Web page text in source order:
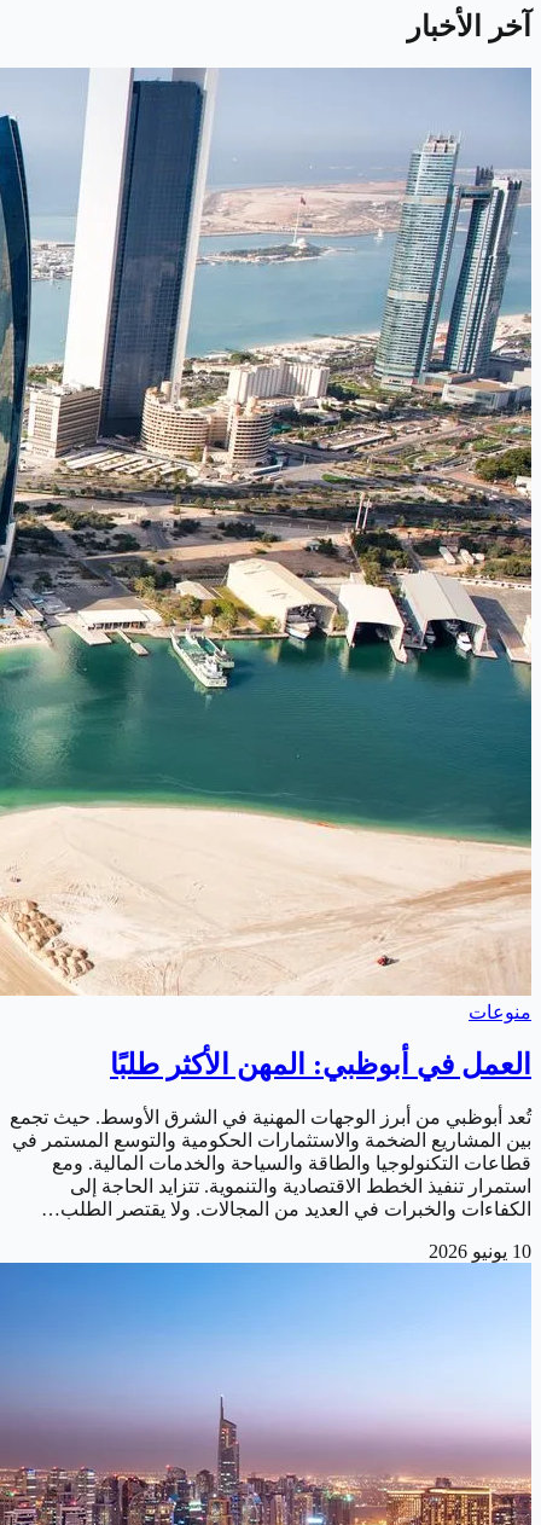
آخر الأخبار
منوعات
العمل في أبوظبي: المهن الأكثر طلبًا
تُعد أبوظبي من أبرز الوجهات المهنية في الشرق الأوسط. حيث تجمع
بين المشاريع الضخمة والاستثمارات الحكومية والتوسع المستمر في
قطاعات التكنولوجيا والطاقة والسياحة والخدمات المالية. ومع
استمرار تنفيذ الخطط الاقتصادية والتنموية. تتزايد الحاجة إلى
الكفاءات والخبرات في العديد من المجالات. ولا يقتصر الطلب…
10 يونيو 2026